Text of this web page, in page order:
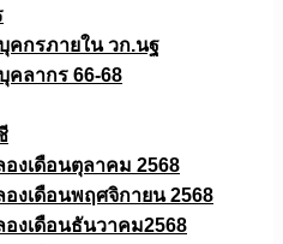
คกรภายใน วก.นฐ
คลากร 66-68
องเดือนตุลาคม 2568
องเดือนพฤศจิกายน 2568
องเดือนธันวาคม2568